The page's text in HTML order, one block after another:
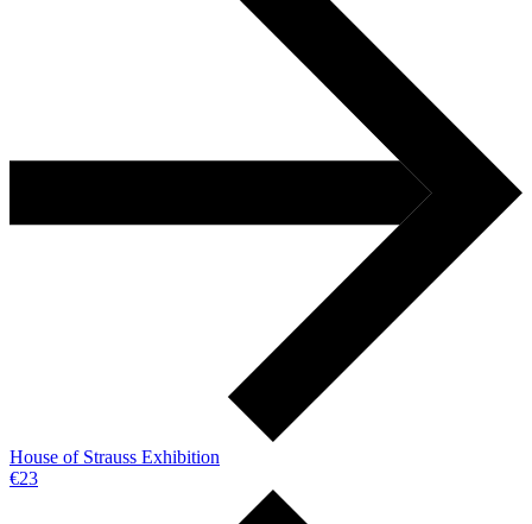
House of Strauss Exhibition
€23